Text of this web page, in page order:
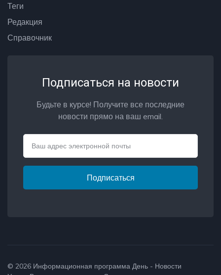
Теги
Редакция
Справочник
Подписаться на новости
Будьте в курсе! Получите все последние
новости прямо на ваш email.
Подписаться
© 2026 Информационная программа День - Новости